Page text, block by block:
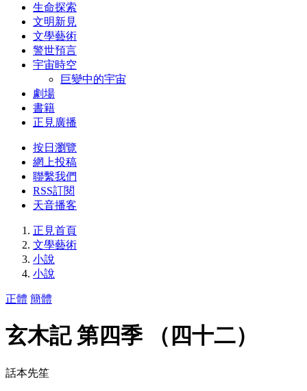
生命探索
文明新見
文學藝術
警世預言
宇宙時空
巨變中的宇宙
劇場
書籍
正見廣播
按日瀏覽
網上投稿
聯繫我們
RSS訂閱
天音播客
正見首頁
文學藝術
小說
小說
正體 簡體
玄木記 第四季 （四十二）
話本先笙